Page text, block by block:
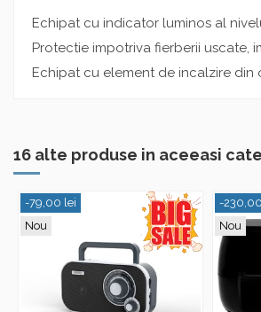
Echipat cu indicator luminos al
Protectie impotriva fierberii uscate,
Echipat cu element de incalzire
16 alte produse in aceeasi
-79,00 lei
Nou
-
Nou